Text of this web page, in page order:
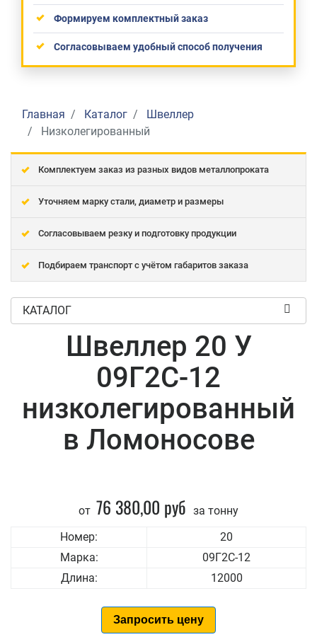
Формируем комплектный заказ
Согласовываем удобный способ получения
Главная Каталог
Швеллер
Низколегированный
Комплектуем заказ из разных видов металлопроката
Уточняем марку стали, диаметр и размеры
Согласовываем резку и подготовку продукции
Подбираем транспорт с учётом габаритов заказа
КАТАЛОГ
Швеллер 20 У
09Г2С-12
низколегированный
в Ломоносове
от 76 380,00 руб за тонну
Номер:
20
Марка:
09Г2С-12
Длина:
12000
Запросить цену